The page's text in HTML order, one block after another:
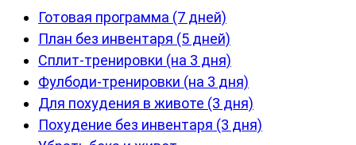
Готовая программа (7 дней)
План без инвентаря (5 дней)
Сплит-тренировки (на 3 дня)
Фулбоди-тренировки (на 3 дня)
Для похудения в животе (3 дня)
Похудение без инвентаря (3 дня)